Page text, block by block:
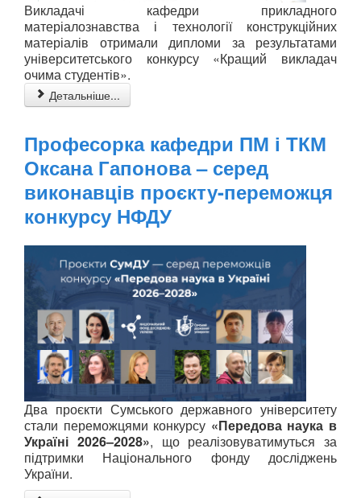
Викладачі кафедри прикладного
матеріалознавства і технології конструкційних
матеріалів отримали дипломи за результатами
університетського конкурсу «Кращий викладач
очима студентів».
Детальніше...
Професорка кафедри ПМ і ТКМ
Оксана Гапонова – серед
виконавців проєкту-переможця
конкурсу НФДУ
Два проєкти Сумського державного університету
стали переможцями конкурсу «Передова наука в
Україні 2026–2028», що реалізовуватимуться за
підтримки Національного фонду досліджень
України.